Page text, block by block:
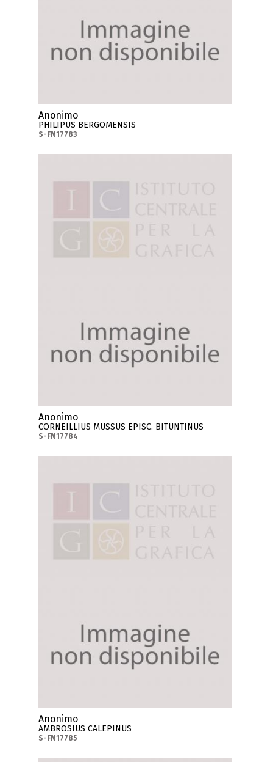
Anonimo
PHILIPUS BERGOMENSIS
S-FN17783
Anonimo
CORNEILLIUS MUSSUS EPISC. BITUNTINUS
S-FN17784
Anonimo
AMBROSIUS CALEPINUS
S-FN17785